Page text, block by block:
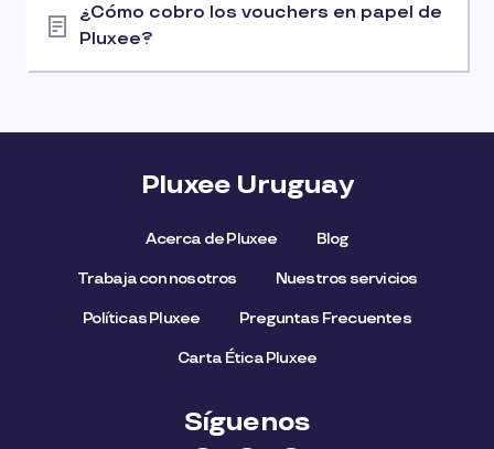
¿Cómo cobro los vouchers en papel de
Pluxee?
Pluxee Uruguay
Acerca de Pluxee Blog
Trabaja con nosotros Nuestros servicios
Políticas Pluxee Preguntas Frecuentes
Carta Ética Pluxee
Síguenos